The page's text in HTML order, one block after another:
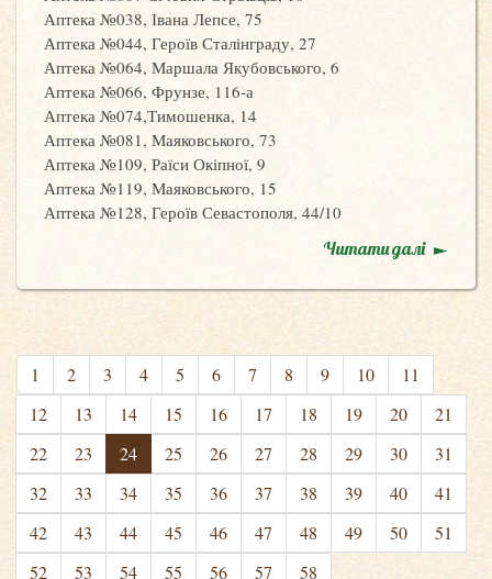
Аптека №038, Івана Лепсе, 75
Аптека №044, Героїв Сталінграду, 27
Аптека №064, Маршала Якубовського, 6
Аптека №066, Фрунзе, 116-а
Аптека №074,Тимошенка, 14
Аптека №081, Маяковського, 73
Аптека №109, Раїси Окіпної, 9
Аптека №119, Маяковського, 15
Аптека №128, Героїв Севастополя, 44/10
Читати далі
1 2 3 4 5 6 7 8 9 10
11
12
13 14 15 16 17 18 19 20
21
22
23 24 25 26 27 28 29 30
31
32
33 34 35 36 37 38 39 40
41
42
43 44 45 46 47 48 49 50
51
52
53 54 55 56 57 58